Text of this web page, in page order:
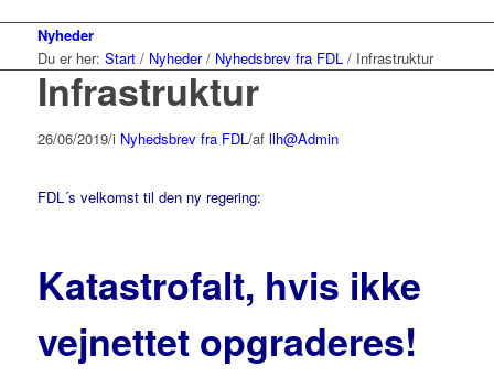
Nyheder
Du er her: Start / Nyheder / Nyhedsbrev fra FDL / Infrastruktur
Infrastruktur
26/06/2019/i Nyhedsbrev fra FDL/af llh@Admin
FDL´s velkomst til den ny regering:
Katastrofalt, hvis ikke
vejnettet opgraderes!